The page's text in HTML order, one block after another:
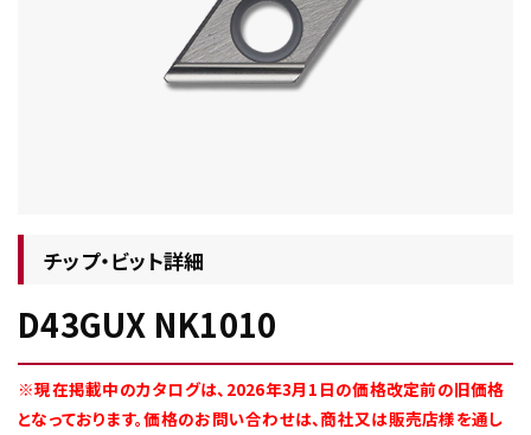
チップ・ビット詳細
D43GUX NK1010
※現在掲載中のカタログは、2026年3月1日の価格改定前の旧価格
となっております。価格のお問い合わせは、商社又は販売店様を通し